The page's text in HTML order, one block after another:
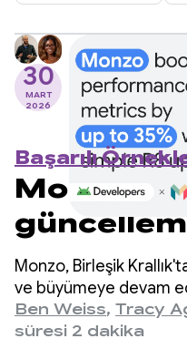
30
MART
2026
Başarılı
Monzo,
kadar
Monzo, Birleşik
ve büyümeye devam
Uygulama
uygulama başlatma
Ben Weiss, Tracy
süresi 2 dakika